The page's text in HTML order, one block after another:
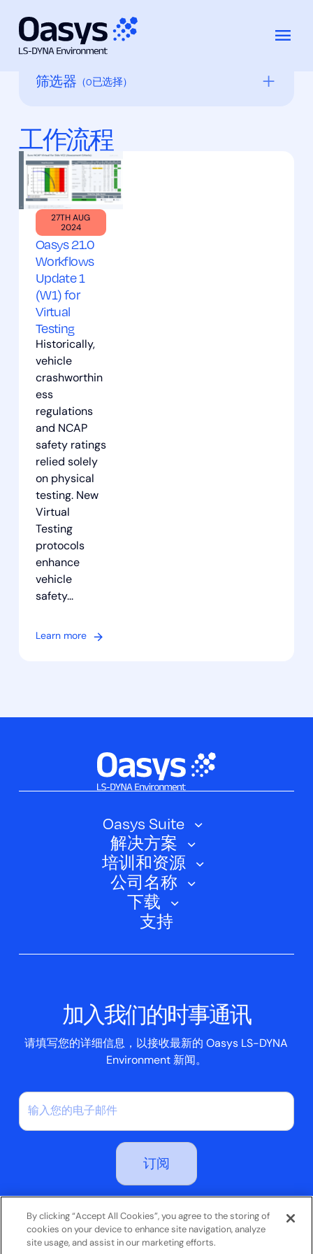
筛选器 （0已选择）
CAE
公司新闻
撞车
D3PLOT
D3PLOT 查看器
活动
模型
新版本
Oasys Suite
预处理
入门
记者
软件
更新
OASYS REPORTER
OASYS SUITE
应用过滤器 重置筛选器
工作流程
27TH AUG
2024
Oasys 21.0
Workflows
Update 1
(W1) for
Virtual
Testing
Historically,
vehicle
crashworthin
ess
regulations
and NCAP
safety ratings
relied solely
on physical
testing. New
Virtual
Testing
protocols
enhance
vehicle
safety...
Learn more
页
Oasys Suite
Oasys SHELL
Oasys 简介
Oasys D3PLOT
Oasys T/HIS
解决方案
汽车
电动汽车
航空航天
培训和资源
培训课程
网络研讨会
公司名称
关于我们
联系我们
公司新闻
案例研究
下载
Oasys Suite 23.0
支持
加入我们的时事通讯
请填写您的详细信息，以接收最新的 Oasys LS-DYNA
Environment 新闻。
By clicking “Accept All Cookies”, you agree to the storing of
cookies on your device to enhance site navigation, analyze
site usage, and assist in our marketing efforts.